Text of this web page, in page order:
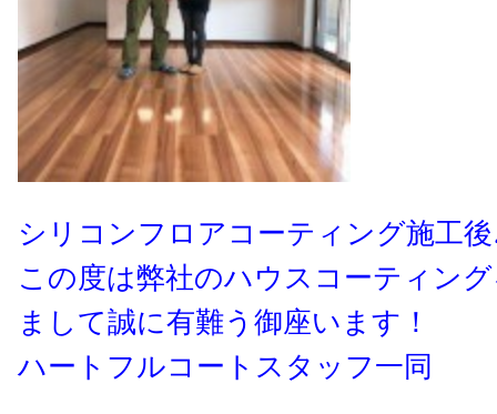
シリコンフロアコーティング施工後
この度は弊社のハウスコーティン
まして誠に有難う御座います！
ハートフルコートスタッフ一同